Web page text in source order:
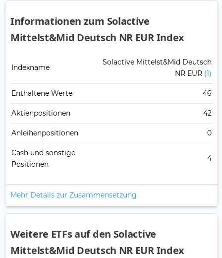
Informationen zum Solactive
Mittelst&Mid Deutsch NR EUR Index
Indexname
Solactive Mittelst&Mid Deutsch
NR EUR (1)
Enthaltene Werte 46
Aktienpositionen 42
Anleihenpositionen 0
Cash und sonstige
Positionen
4
Mehr Details zur Zusammensetzung
Weitere ETFs auf den Solactive
Mittelst&Mid Deutsch NR EUR Index